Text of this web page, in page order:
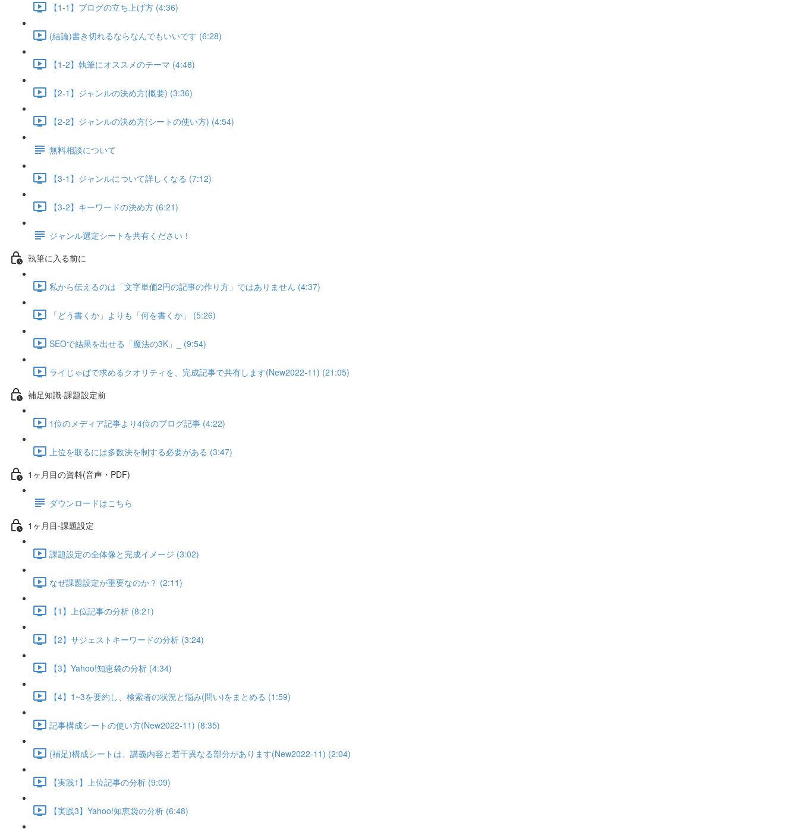
【1-1】ブログの立ち上げ方 (4:36)
(結論)書き切れるならなんでもいいです (6:28)
【1-2】執筆にオススメのテーマ (4:48)
【2-1】ジャンルの決め方(概要) (3:36)
【2-2】ジャンルの決め方(シートの使い方) (4:54)
無料相談について
【3-1】ジャンルについて詳しくなる (7:12)
【3-2】キーワードの決め方 (6:21)
ジャンル選定シートを共有ください！
執筆に入る前に
私から伝えるのは「文字単価2円の記事の作り方」ではありません (4:37)
「どう書くか」よりも「何を書くか」 (5:26)
SEOで結果を出せる「魔法の3K」_ (9:54)
ライじゃぱで求めるクオリティを、完成記事で共有します(New2022-11) (21:05)
補足知識-課題設定前
1位のメディア記事より4位のブログ記事 (4:22)
上位を取るには多数決を制する必要がある (3:47)
1ヶ月目の資料(音声・PDF)
ダウンロードはこちら
1ヶ月目-課題設定
課題設定の全体像と完成イメージ (3:02)
なぜ課題設定が重要なのか？ (2:11)
【1】上位記事の分析 (8:21)
【2】サジェストキーワードの分析 (3:24)
【3】Yahoo!知恵袋の分析 (4:34)
【4】1~3を要約し、検索者の状況と悩み(問い)をまとめる (1:59)
記事構成シートの使い方(New2022-11) (8:35)
(補足)構成シートは、講義内容と若干異なる部分があります(New2022-11) (2:04)
【実践1】上位記事の分析 (9:09)
【実践3】Yahoo!知恵袋の分析 (6:48)